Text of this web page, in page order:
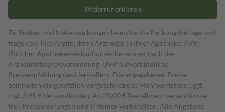
Widerruf erklären
Zu Risiken und Nebenwirkungen lesen Sie die Packungsbeilage und
fragen Sie Ihre Ärztin, Ihren Arzt oder in Ihrer Apotheke. AVP:
Üblicher Apothekenverkaufspreis berechnet nach der
Arzneimittelpreisverordnung. UVP: Unverbindliche
Preisempfehlung des Herstellers. Die angegebenen Preise
beinhalten die gesetzlich vorgeschriebene Mehrwertsteuer, ggf.
zzgl. 3,95 € Versandkosten. Ab 29,00 € Bestell­wert versand­kosten­
frei. Preisänderungen und Irrtümer vorbehalten. Alle Angebote